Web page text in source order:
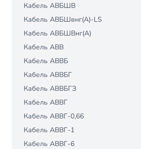
Кабель АВБШВ
Кабель АВБШвнг(A)-LS
Кабель АВБШВнг(А)
Кабель АВВ
Кабель АВВБ
Кабель АВВБГ
Кабель АВВБГЗ
Кабель АВВГ
Кабель АВВГ-0,66
Кабель АВВГ-1
Кабель АВВГ-6